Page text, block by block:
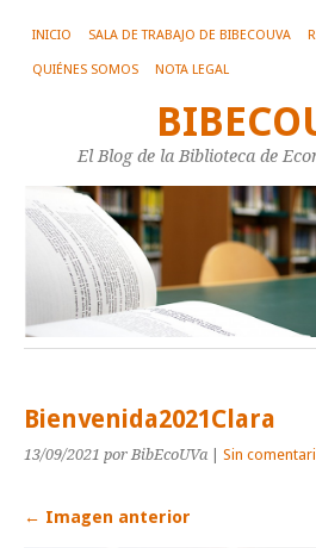
INICIO SALA DE TRABAJO DE BIBECOUVA
QUIÉNES SOMOS NOTA LEGAL
El Blog de la Biblioteca de
Bienvenida2021Clara
13/09/2021 por BibEcoUVa Sin
← Imagen anterior